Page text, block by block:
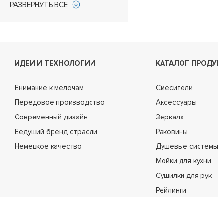
H74
H74B
H75
H75B
H78
РАЗВЕРНУТЬ ВСЕ
ИДЕИ И ТЕХНОЛОГИИ
Внимание к мелочам
Передовое производство
Современный дизайн
Ведущий бренд отрасли
Немецкое качество
КАТАЛОГ
Смесители
Аксессуары
Зеркала
Раковины
Душевые системы
Мойки для кухни
Сушилки для рук
Рейлинги